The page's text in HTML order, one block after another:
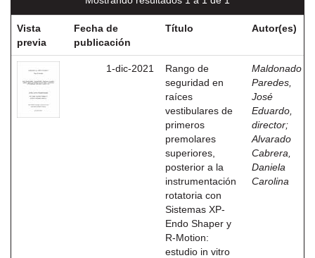
Vista
previa
Fecha de
publicación
Título Autor(es)
1-dic-2021
Rango de
seguridad en
raíces
vestibulares de
primeros
premolares
superiores,
posterior a la
instrumentación
rotatoria con
Sistemas XP-
Endo Shaper y
R-Motion:
estudio in vitro
Maldonado
Paredes,
José
Eduardo,
director;
Alvarado
Cabrera,
Daniela
Carolina